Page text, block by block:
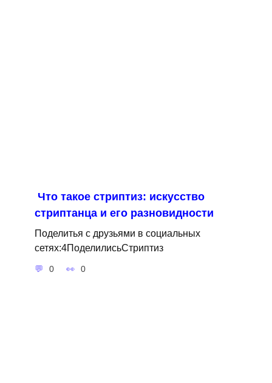
Что такое стриптиз: искусство
стриптанца и его разновидности
Поделитья с друзьями в социальных
сетях:4ПоделилисьСтриптиз
0 0